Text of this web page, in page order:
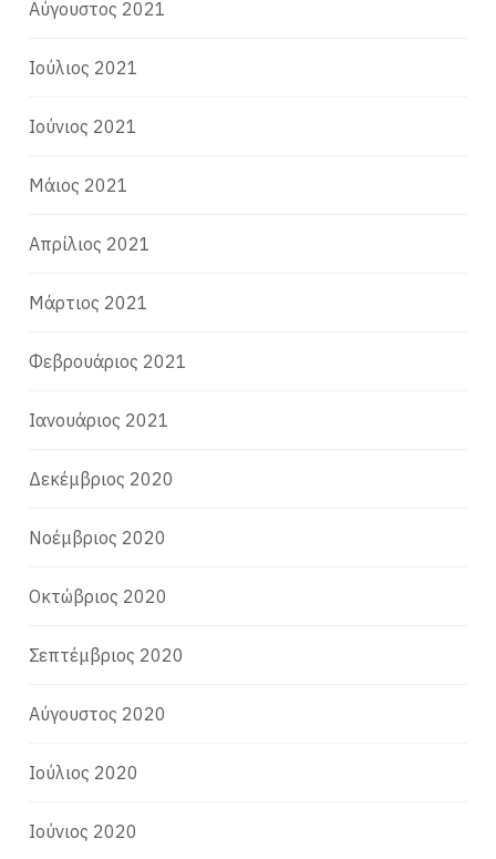
Αύγουστος 2021
Ιούλιος 2021
Ιούνιος 2021
Μάιος 2021
Απρίλιος 2021
Μάρτιος 2021
Φεβρουάριος 2021
Ιανουάριος 2021
Δεκέμβριος 2020
Νοέμβριος 2020
Οκτώβριος 2020
Σεπτέμβριος 2020
Αύγουστος 2020
Ιούλιος 2020
Ιούνιος 2020